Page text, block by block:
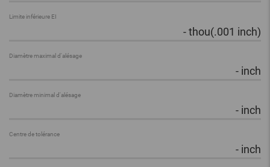
Limite inférieure EI
-thou(.001 inch)
Diamètre maximal d'alésage
- inch
Diamètre minimal d'alésage
- inch
Centre de tolérance
- inch